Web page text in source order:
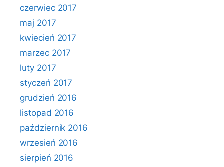
czerwiec 2017
maj 2017
kwiecień 2017
marzec 2017
luty 2017
styczeń 2017
grudzień 2016
listopad 2016
październik 2016
wrzesień 2016
sierpień 2016